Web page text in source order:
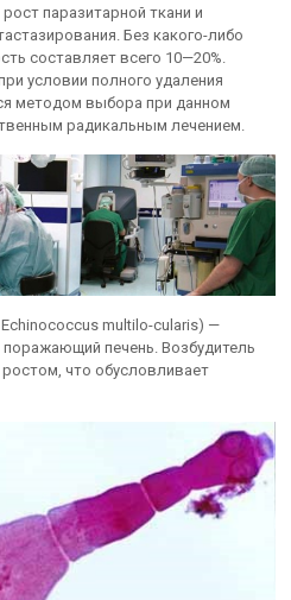
паразитарной ткани и
Без какого-либо
составляет всего 10—20%.
условии полного удаления
методом выбора при данном
радикальным лечением.
multilo-cularis) —
печень. Возбудитель
что обусловливает